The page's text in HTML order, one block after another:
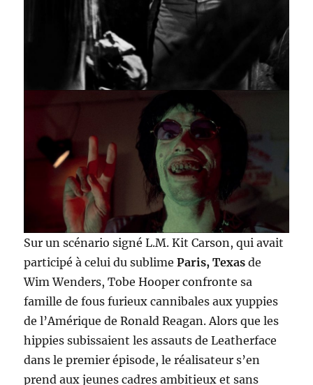
Sur un scénario signé L.M. Kit Carson, qui avait
participé à celui du sublimeParis, Texas de
Wim Wenders, Tobe Hooper confronte sa
famille de fous furieux cannibales aux yuppies
de l’Amérique de Ronald Reagan. Alors que les
hippies subissaient les assauts de Leatherface
dans le premier épisode, le réalisateur s’en
prend aux jeunes cadres ambitieux et sans